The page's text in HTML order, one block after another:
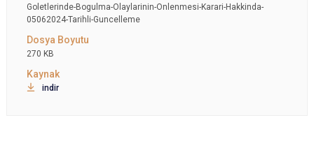
Goletlerinde-Bogulma-Olaylarinin-Onlenmesi-Karari-Hakkinda-
05062024-Tarihli-Guncelleme
270 KB
indir